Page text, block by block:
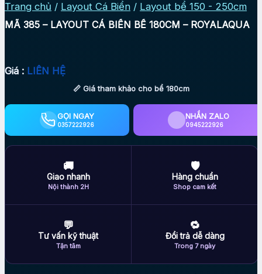
Trang chủ / Layout Cá Biển / Layout bể 150 - 250cm
MÃ 385 – LAYOUT CÁ BIỂN BỂ 180CM – ROYALAQUA
Giá : LIÊN HỆ
📏 Giá tham khảo cho bể 180cm
GỌI NGAY
0357222926
NHẮN ZALO
0945222926
🚚
Giao nhanh
Nội thành 2H
🛡
Hàng chuẩn
Shop cam kết
💬
Tư vấn kỹ thuật
Tận tâm
🔁
Đổi trả dễ dàng
Trong 7 ngày